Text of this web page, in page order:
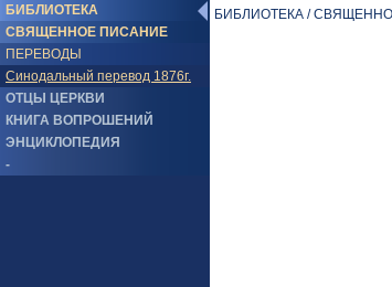
БИБЛИОТЕКА
СВЯЩЕННОЕ ПИСАНИЕ
ПЕРЕВОДЫ
Синодальный перевод 1876г.
ОТЦЫ ЦЕРКВИ
КНИГА ВОПРОШЕНИЙ
ЭНЦИКЛОПЕДИЯ
-
БИБЛИОТЕКА /